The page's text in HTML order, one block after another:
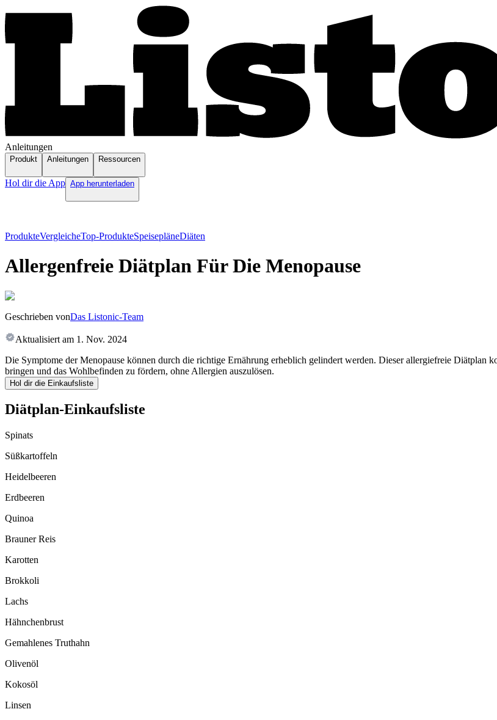
Anleitungen
Produkt Anleitungen Ressourcen
Hol dir die App App herunterladen
ProdukteVergleicheTop-ProdukteSpeisepläneDiäten
Allergenfreie Diätplan Für Die Menopause
Geschrieben vonDas Listonic-Team
Aktualisiert am 1. Nov. 2024
Die Symptome der Menopause können durch die richtige Ernährung erheblich gelindert werden. Dieser allergiefreie Diätplan
bringen und das Wohlbefinden zu fördern, ohne Allergien auszulösen.
Hol dir die Einkaufsliste
Diätplan-Einkaufsliste
Spinats
Süßkartoffeln
Heidelbeeren
Erdbeeren
Quinoa
Brauner Reis
Karotten
Brokkoli
Lachs
Hähnchenbrust
Gemahlenes Truthahn
Olivenöl
Kokosöl
Linsen